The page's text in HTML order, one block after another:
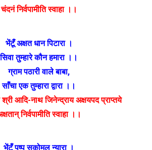
चंदनं निर्वपामीति स्वाहा ।।
भेंटूँ अक्षत धान पिटारा ।
सिवा तुम्हारे कौन हमारा ।।
ग्राम पठारी वाले बाबा,
साँचा एक तुम्हारा द्वारा ।।
आदि-नाथ जिनेन्द्राय अक्षयपद प्राप्तये
निर्वपामीति स्वाहा ।।
भेंटूँ पुष्प सुकोमल न्यारा ।